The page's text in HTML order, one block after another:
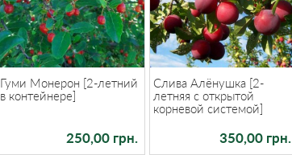
Гуми Монерон [2-летний
в контейнере]
250,00 грн.
Слива Алёнушка [2-
летняя с открытой
корневой системой]
350,00 грн.